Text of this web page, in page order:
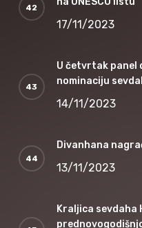
17/11/2023
U četvrtak panel
nominaciju
14/11/2023
Divanhana
13/11/2023
Kraljica sevdaha